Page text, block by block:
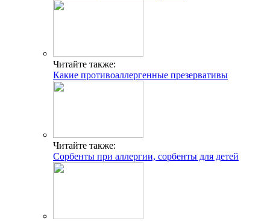
Читайте также:
Какие противоаллергенные презервативы
Читайте также:
Сорбенты при аллергии, сорбенты для детей